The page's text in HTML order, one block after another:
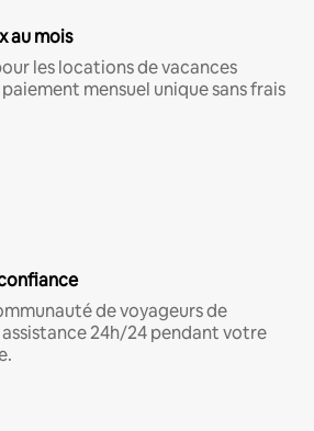
au mois
les locations de vacances
mensuel unique sans frais
de voyageurs de
24h/24 pendant votre